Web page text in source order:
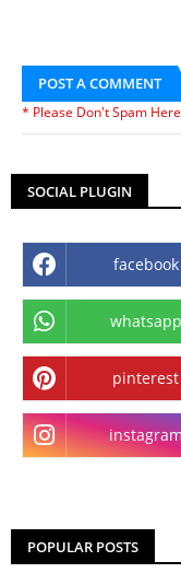
POST A COMMENT
* Please Don't Spam
SOCIAL PLUGIN
facebook
whatsapp
pinterest
POPULAR POSTS